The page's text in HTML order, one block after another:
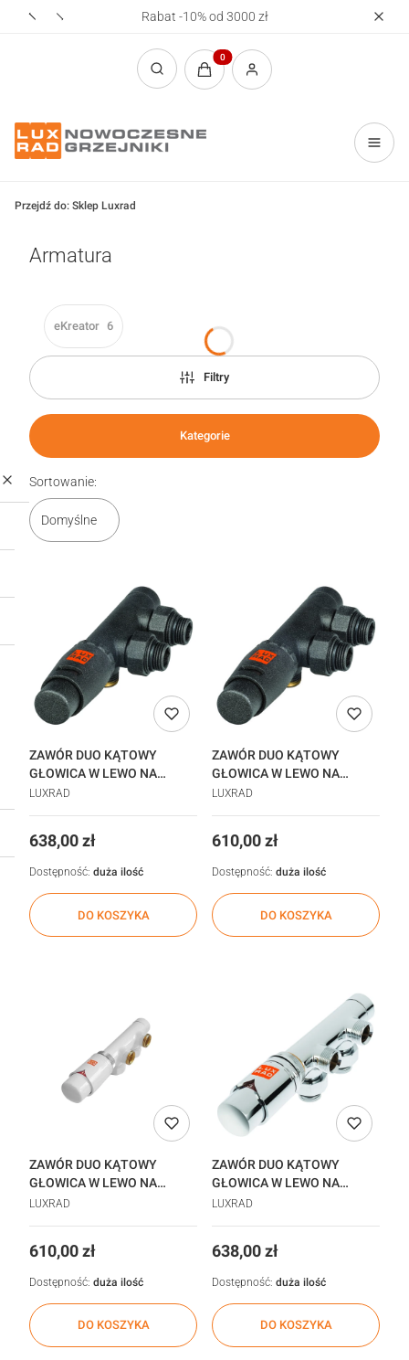
Rabat -10% od 3000 zł
Otwórz wyszukiwarkę
Produkty w koszyku: 0. Zobacz
Przejdź do: Sklep Luxrad
Armatura
eKreator 6
Filtry
Kategorie
Lista produktów
Sortowanie:
Domyślne
ZAWÓR DUO KĄTOWY
GŁOWICA W LEWO NA
POWROCIE 2 STYCZEŃ
LUXRAD
Cena
638,00 zł
DO KOSZYKA
Dostępność: duża ilość
ZAWÓR DUO KĄTOWY
GŁOWICA W LEWO NA
POWROCIE ANTRACYT
LUXRAD
Cena
610,00 zł
DO KOSZYKA
Dostępność: duża ilość
ZAWÓR DUO KĄTOWY
GŁOWICA W LEWO NA
POWROCIE BIAŁY realizacja
LUXRAD
Cena
610,00 zł
DO KOSZYKA
Dostępność: duża ilość
ZAWÓR DUO KĄTOWY
GŁOWICA W LEWO NA
POWROCIE CHROM
LUXRAD
Cena
638,00 zł
DO KOSZYKA
Dostępność: duża ilość